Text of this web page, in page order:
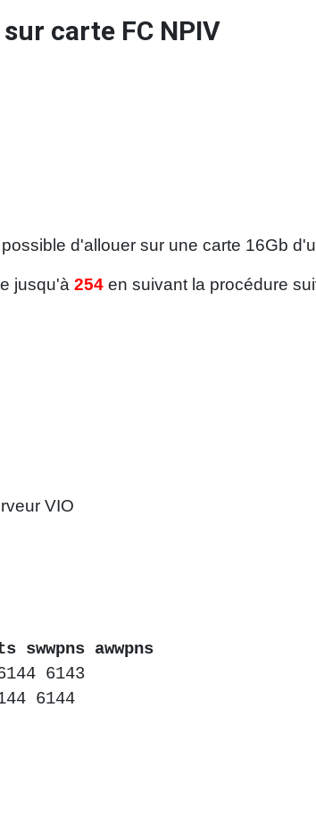
carte FC NPIV
d'allouer sur une carte 16Gb
jusqu'à 254 en suivant la procédure
VIO
awwpns
6143
6144